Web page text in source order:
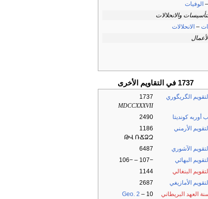
– الوفيات
والانحلالات
– الانحلالات
1737 في التقاويم الأخرى
التقويم الگريگوري
1737
MDCCXXXVII
آب أوربه كونديتا
2490
التقويم الأرمني
1186
ԹՎ ՌՃՁԶ
التقويم الآشوري
6487
التقويم البهائي
−107 – −106
التقويم البنغالي
1144
التقويم الأمازيغي
2687
العهد البريطاني
10
Geo. 2 –